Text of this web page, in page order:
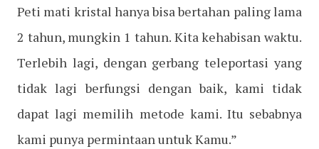
Peti mati kristal hanya bisa bertahan paling lama
2 tahun, mungkin 1 tahun. Kita kehabisan waktu.
Terlebih lagi, dengan gerbang teleportasi yang
tidak lagi berfungsi dengan baik, kami tidak
dapat lagi memilih metode kami. Itu sebabnya
kami punya permintaan untuk Kamu.”